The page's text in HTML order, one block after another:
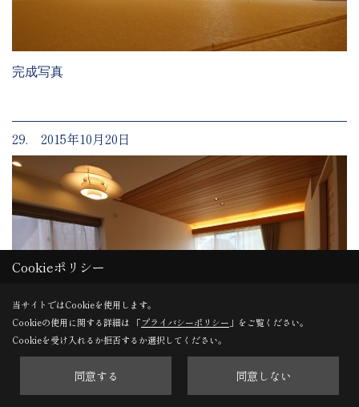
完成写真
29. 2015年10月20日
完成写真
Cookieポリシー
当サイトではCookieを使用します。
Cookieの使用に関する詳細は 「プライバシーポリシー 」をご覧ください。
Cookieを受け入れるか拒否するか選択してください。
同意する 同意しない